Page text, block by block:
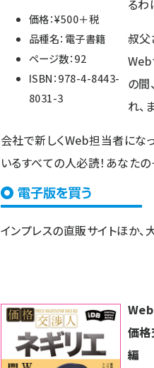
価格：¥500＋税
品種名：電子書籍
ページ数：92
ISBN：978-4-8443-
8031-3
るわ
叔父
の間
れ、
会社で新しくWeb担当者にな
いるすべての人必読！あなたの
インプレスの直販サイトほか、
Web
価
編